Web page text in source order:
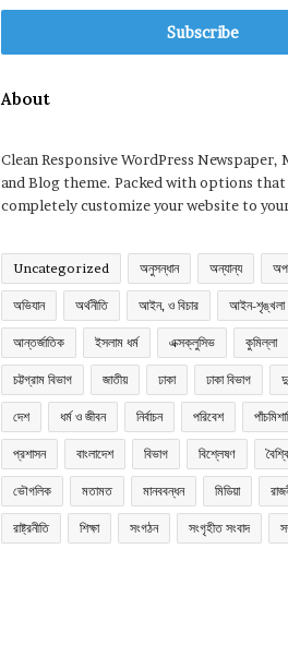
Email
About
Clean Responsive WordPress Newspaper,
and Blog theme. Packed with options that
completely customize your website to
Uncategorized অনুসন্ধান অন্যান্য
অভিযান অর্থনীতি আইন, ও বিচার আইন-শৃঙ্খলা
আন্তর্জাতিক ইসলাম ধর্ম এক্সক্লুসিভ কুমিল্লা
চট্টগ্রাম বিভাগ জাতীয় ঢাকা ঢাকা বিভাগ
দেশ ধর্ম ও জীবন নির্বাচন পরিবেশ
প্রশাসন বাংলাদেশ বিভাগ বিশ্লেষণ
ভৌগলিক মতামত মানববন্ধন মিডিয়া
রাষ্ট্রনীতি শিক্ষা সংগঠন সংগৃহীত সংবাদ